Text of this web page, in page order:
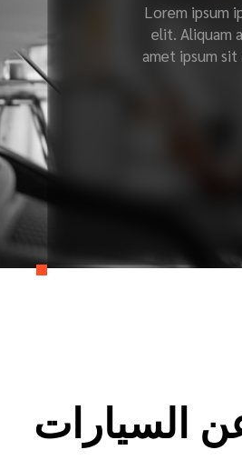
Lorem ipsum
elit. Aliquam
amet ipsum
السيارات